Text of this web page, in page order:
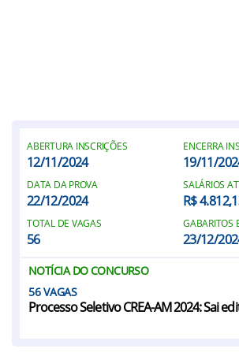
ABERTURA INSCRIÇÕES
12/11/2024
ENCERRA
19/11/
DATA DA PROVA
22/12/2024
SALÁRIOS
R$
TOTAL DE VAGAS
56
GABARITOS
23/12/
NOTÍCIA DO CONCURSO
56
Processo Seletivo CREA-AM 2024: Sai